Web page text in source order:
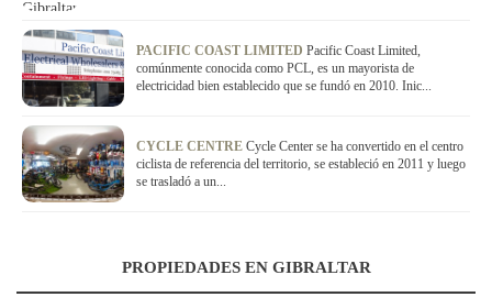
PACIFIC COAST LIMITED Pacific Coast Limited,
comúnmente conocida como PCL, es un mayorista de
electricidad bien establecido que se fundó en 2010. Inic...
CYCLE CENTRE Cycle Center se ha convertido en el centro
ciclista de referencia del territorio, se estableció en 2011 y luego
se trasladó a un...
PROPIEDADES EN GIBRALTAR